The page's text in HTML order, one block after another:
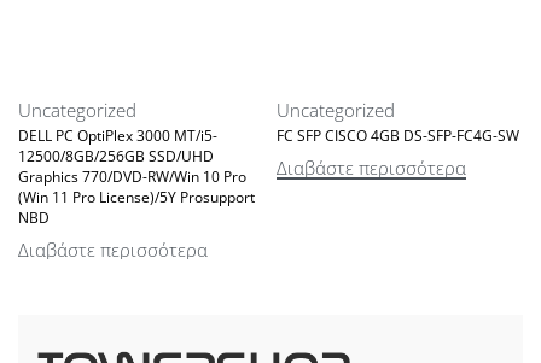
Uncategorized
DELL PC OptiPlex 3000 MT/i5-
12500/8GB/256GB SSD/UHD
Graphics 770/DVD-RW/Win 10 Pro
(Win 11 Pro License)/5Y Prosupport
NBD
Διαβάστε περισσότερα
Uncategorized
FC SFP CISCO 4GB DS-SFP-FC4G-SW
Διαβάστε περισσότερα